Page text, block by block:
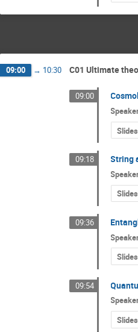
09:00 → 10:30 C01 Ultimate
09:00
Slides
09:18 String
Slides
09:36
Slides
09:54
Slides